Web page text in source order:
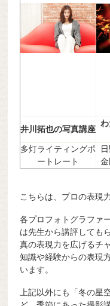
井川拓也の写真講座
多灯ライティングポ
ートレート
こちらは、プロの表現
各プロフォトグラファ
は先生から講評しても
真の表現力を広げるチ
知識や経験からの表現
います。
上記以外にも「冬の星